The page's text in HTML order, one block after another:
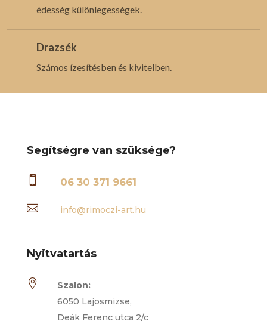
édesség különlegességek.
Drazsék
Számos ízesítésben és kivitelben.
Segítségre van szüksége?
 06 30 371 9661
 info@rimoczi-art.hu
Nyitvatartás

Szalon:
6050 Lajosmizse,
Deák Ferenc utca 2/c